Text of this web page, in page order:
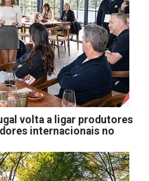
volta a ligar produtores
internacionais no